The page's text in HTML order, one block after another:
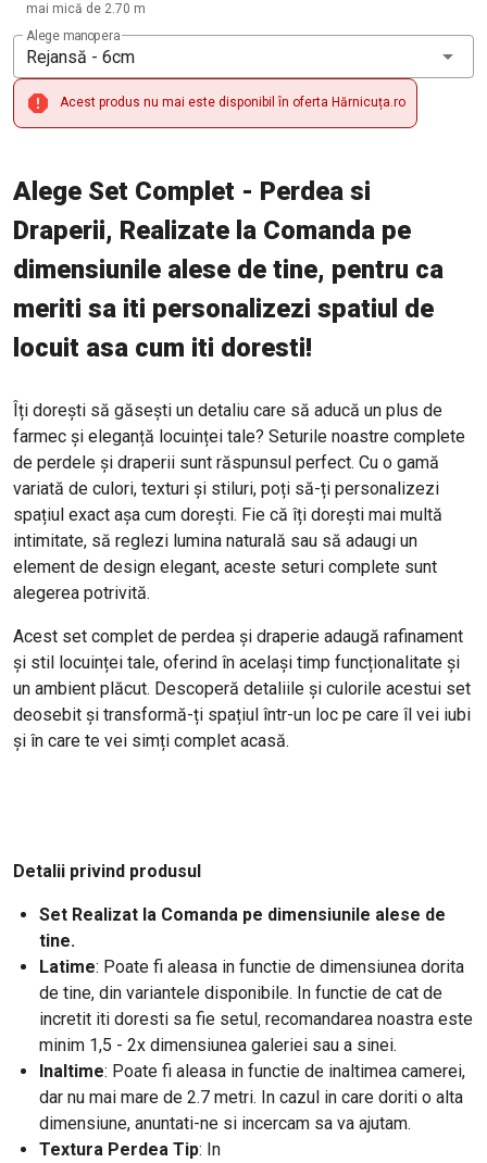
mai mică de 2.70 m
Alege manopera
Rejansă - 6cm
Acest produs nu mai este disponibil în oferta Hărnicuța.ro
Alege Set Complet - Perdea si
Draperii, Realizate la Comanda pe
dimensiunile alese de tine, pentru ca
meriti sa iti personalizezi spatiul de
locuit asa cum iti doresti!
Îți dorești să găsești un detaliu care să aducă un plus de
farmec și eleganță locuinței tale? Seturile noastre complete
de perdele și draperii sunt răspunsul perfect. Cu o gamă
variată de culori, texturi și stiluri, poți să-ți personalizezi
spațiul exact așa cum dorești. Fie că îți dorești mai multă
intimitate, să reglezi lumina naturală sau să adaugi un
element de design elegant, aceste seturi complete sunt
alegerea potrivită.
Acest set complet de perdea și draperie adaugă rafinament
și stil locuinței tale, oferind în același timp funcționalitate și
un ambient plăcut. Descoperă detaliile și culorile acestui set
deosebit și transformă-ți spațiul într-un loc pe care îl vei iubi
și în care te vei simți complet acasă.
Detalii privind produsul
Set Realizat la Comanda pe dimensiunile alese de
tine.
Latime: Poate fi aleasa in functie de dimensiunea dorita
de tine, din variantele disponibile. In functie de cat de
incretit iti doresti sa fie setul, recomandarea noastra este
minim 1,5 - 2x dimensiunea galeriei sau a sinei.
Inaltime: Poate fi aleasa in functie de inaltimea camerei,
dar nu mai mare de 2.7 metri. In cazul in care doriti o alta
dimensiune, anuntati-ne si incercam sa va ajutam.
Textura Perdea Tip: In